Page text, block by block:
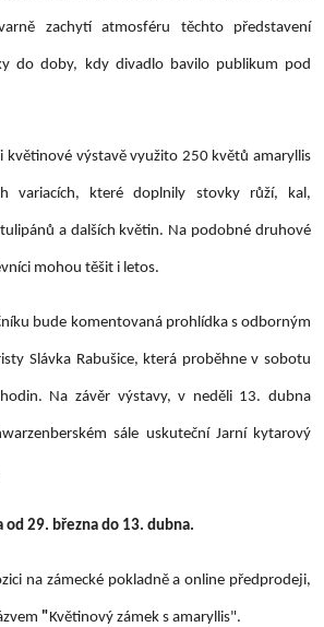
zachytí atmosféru těchto představení
do doby, kdy divadlo bavilo publikum pod
květinové výstavě využito 250 květů amaryllis
variacích, které doplnily stovky růží, kal,
a dalších květin. Na podobné druhové
mohou těšit i letos.
bude komentovaná prohlídka s odborným
Slávka Rabušice, která proběhnev sobotu
Na závěr výstavy, v neděli 13. dubna
sále uskuteční Jarní kytarový
od 29. března do 13. dubna.
na zámecké pokladně a online předprodeji,
"Květinový zámek s amaryllis".